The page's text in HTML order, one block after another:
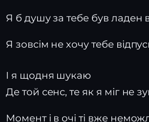
Я б душу за тебе був ладен
Я зовсім не хочу тебе
І я щодня шукаю
Де той сенс, те як я міг не
Момент і в очі ті вже